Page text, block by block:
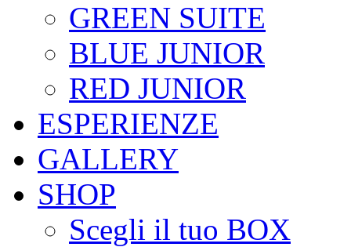
GREEN SUITE
BLUE JUNIOR
RED JUNIOR
ESPERIENZE
GALLERY
SHOP
Scegli il tuo BOX